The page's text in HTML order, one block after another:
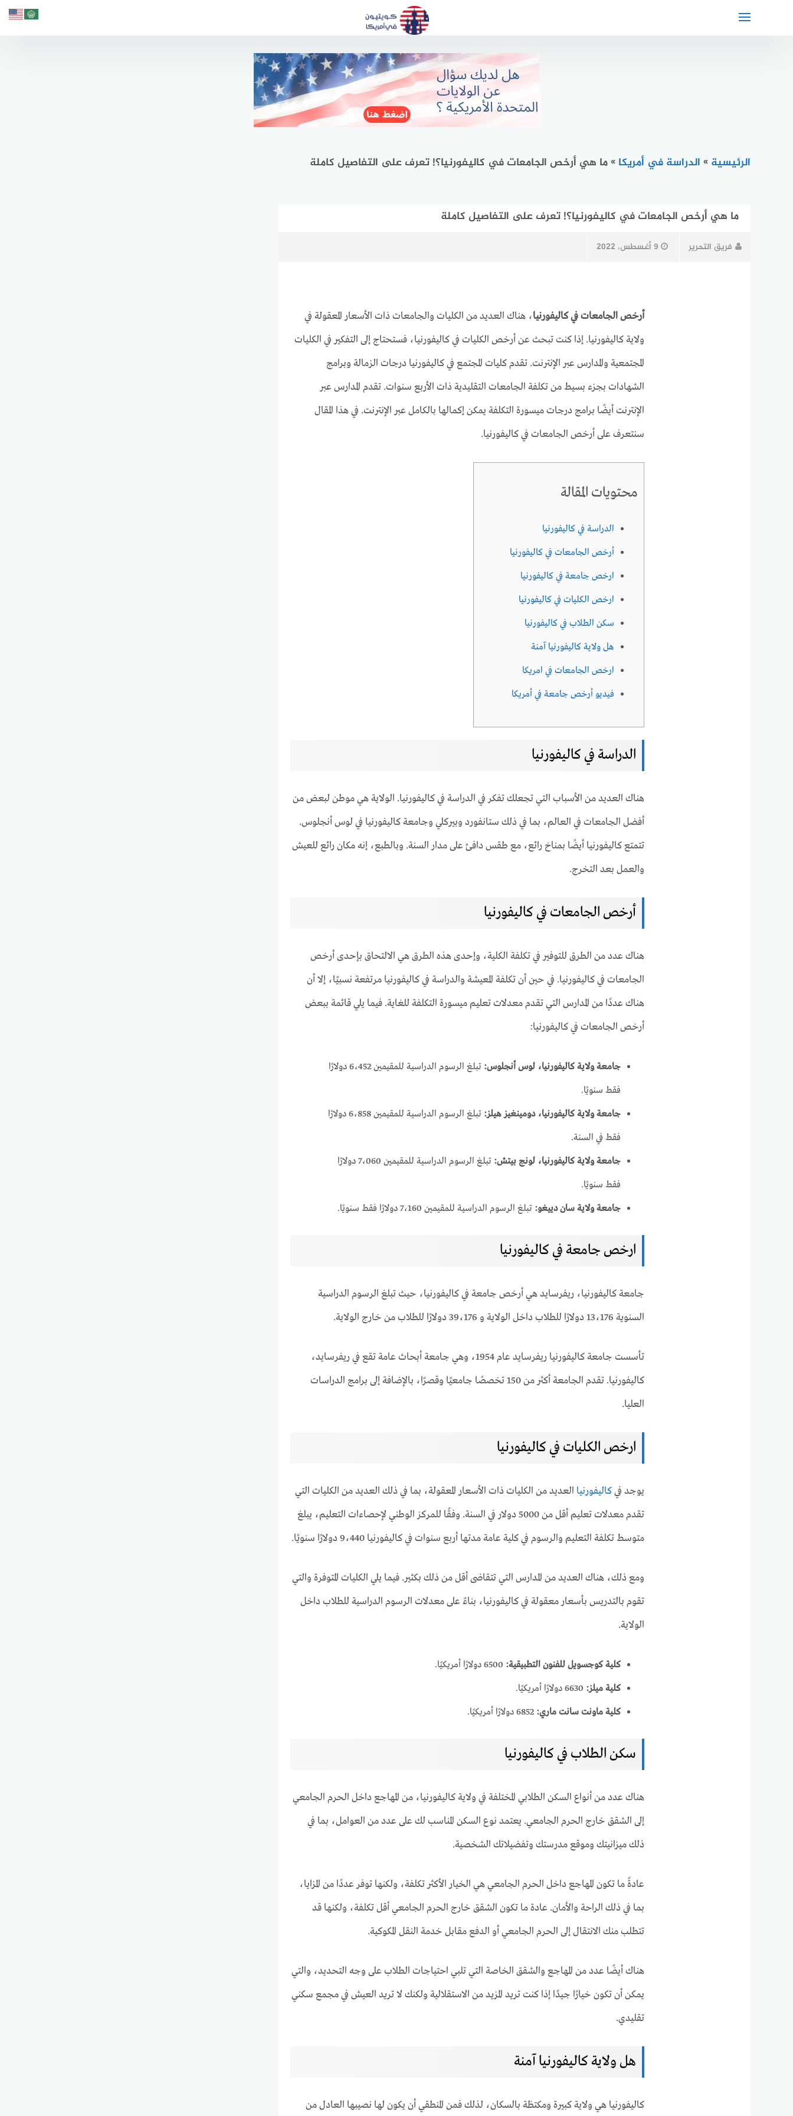
الرئيسية » الدراسة في أمريكا »ما هي أرخص الجامعات في كاليفورنيا؟! تعرف على التفاصيل كاملة
ما هي أرخص الجامعات في كاليفورنيا؟! تعرف على التفاصيل كاملة
فريق التحرير 9 أغسطس، 2022
أرخص الجامعات في كاليفورنيا، هناك العديد من الكليات والجامعات ذات الأسعار المعقولة في
ولاية كاليفورنيا. إذا كنت تبحث عن أرخص الكليات في كاليفورنيا، فستحتاج إلى التفكير في الكليات
المجتمعية والمدارس عبر الإنترنت. تقدم كليات المجتمع في كاليفورنيا درجات الزمالة وبرامج
الشهادات بجزء بسيط من تكلفة الجامعات التقليدية ذات الأربع سنوات. تقدم المدارس عبر
الإنترنت أيضًا برامج درجات ميسورة التكلفة يمكن إكمالها بالكامل عبر الإنترنت. في هذا المقال
سنتعرف على أرخص الجامعات في كاليفورنيا.
محتويات المقالة
الدراسة في كاليفورنيا
أرخص الجامعات في كاليفورنيا
ارخص جامعة في كاليفورنيا
ارخص الكليات في كاليفورنيا
سكن الطلاب في كاليفورنيا
هل ولاية كاليفورنيا آمنة
ارخص الجامعات في امريكا
فيديو أرخص جامعة في أمريكا
الدراسة في كاليفورنيا
هناك العديد من الأسباب التي تجعلك تفكر في الدراسة في كاليفورنيا. الولاية هي موطن لبعض من
أفضل الجامعات في العالم، بما في ذلك ستانفورد وبيركلي وجامعة كاليفورنيا في لوس أنجلوس.
تتمتع كاليفورنيا أيضًا بمناخ رائع، مع طقس دافئ على مدار السنة. وبالطبع، إنه مكان رائع للعيش
والعمل بعد التخرج.
أرخص الجامعات في كاليفورنيا
هناك عدد من الطرق للتوفير في تكلفة الكلية، وإحدى هذه الطرق هي الالتحاق بإحدى أرخص
الجامعات في كاليفورنيا. في حين أن تكلفة المعيشة والدراسة في كاليفورنيا مرتفعة نسبيًا، إلا أن
هناك عددًا من المدارس التي تقدم معدلات تعليم ميسورة التكلفة للغاية. فيما يلي قائمة ببعض
أرخص الجامعات في كاليفورنيا:
جامعة ولاية كاليفورنيا، لوس أنجلوس:
تبلغ الرسوم الدراسية للمقيمين 6،452 دولارًا
فقط سنويًا.
جامعة ولاية كاليفورنيا، دومينغيز هيلز:
تبلغ الرسوم الدراسية للمقيمين 6،858 دولارًا
فقط في السنة.
جامعة ولاية كاليفورنيا، لونج بيتش:
تبلغ الرسوم الدراسية للمقيمين 7،060 دولارًا
فقط سنويًا.
جامعة ولاية سان دييغو: تبلغ الرسوم الدراسية للمقيمين 7،160 دولارًا فقط سنويًا.
ارخص جامعة في كاليفورنيا
جامعة كاليفورنيا، ريفرسايد هي أرخص جامعة في كاليفورنيا، حيث تبلغ الرسوم الدراسية
السنوية 13،176 دولارًا للطلاب داخل الولاية و 39،176 دولارًا للطلاب من خارج الولاية.
تأسست جامعة كاليفورنيا ريفرسايد عام 1954، وهي جامعة أبحاث عامة تقع في ريفرسايد،
كاليفورنيا. تقدم الجامعة أكثر من 150 تخصصًا جامعيًا وقصرًا، بالإضافة إلى برامج الدراسات
العليا.
ارخص الكليات في كاليفورنيا
يوجد فيكاليفورنيا العديد من الكليات ذات الأسعار المعقولة، بما في ذلك العديد من الكليات التي
تقدم معدلات تعليم أقل من 5000 دولار في السنة. وفقًا للمركز الوطني لإحصاءات التعليم، يبلغ
متوسط ​​تكلفة التعليم والرسوم في كلية عامة مدتها أربع سنوات في كاليفورنيا 9،440 دولارًا سنويًا.
ومع ذلك، هناك العديد من المدارس التي تتقاضى أقل من ذلك بكثير. فيما يلي الكليات المتوفرة والتي
تقوم بالتدريس بأسعار معقولة في كاليفورنيا، بناءً على معدلات الرسوم الدراسية للطلاب داخل
الولاية.
كلية كوجسويل للفنون التطبيقية:
كلية ميلز:
كلية ماونت سانت ماري:
سكن الطلاب في كاليفورنيا
هناك عدد من أنواع السكن الطلابي المختلفة في ولاية كاليفورنيا، من المهاجع داخل الحرم الجامعي
إلى الشقق خارج الحرم الجامعي. يعتمد نوع السكن المناسب لك على عدد من العوامل، بما في
ذلك ميزانيتك وموقع مدرستك وتفضيلاتك الشخصية.
عادةً ما تكون المهاجع داخل الحرم الجامعي هي الخيار الأكثر تكلفة، ولكنها توفر عددًا من المزايا،
بما في ذلك الراحة والأمان. عادة ما تكون الشقق خارج الحرم الجامعي أقل تكلفة، ولكنها قد
تتطلب منك الانتقال إلى الحرم الجامعي أو الدفع مقابل خدمة النقل المكوكية.
هناك أيضًا عدد من المهاجع والشقق الخاصة التي تلبي احتياجات الطلاب على وجه التحديد، والتي
يمكن أن تكون خيارًا جيدًا إذا كنت تريد المزيد من الاستقلالية ولكنك لا تريد العيش في مجمع سكني
تقليدي.
هل ولاية كاليفورنيا آمنة
كاليفورنيا هي ولاية كبيرة ومكتظة بالسكان، لذلك فمن المنطقي أن يكون لها نصيبها العادل من